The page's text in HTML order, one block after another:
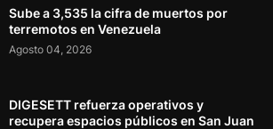
Sube a 3,535 la cifra de muertos por
terremotos en Venezuela
Agosto 04, 2026
DIGESETT refuerza operativos y
recupera espacios públicos en San Juan